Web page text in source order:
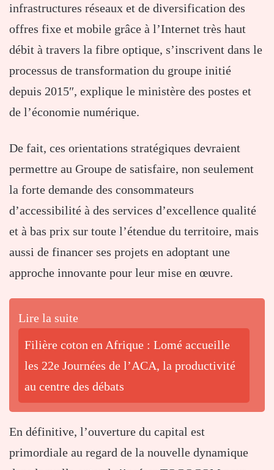
infrastructures réseaux et de diversification des
offres fixe et mobile grâce à l’Internet très haut
débit à travers la fibre optique, s’inscrivent dans le
processus de transformation du groupe initié
depuis 2015″, explique le ministère des postes et
de l’économie numérique.
De fait, ces orientations stratégiques devraient
permettre au Groupe de satisfaire, non seulement
la forte demande des consommateurs
d’accessibilité à des services d’excellence qualité
et à bas prix sur toute l’étendue du territoire, mais
aussi de financer ses projets en adoptant une
approche innovante pour leur mise en œuvre.
Lire la suite
Filière coton en Afrique : Lomé accueille
les 22e Journées de l’ACA, la productivité
au centre des débats
En définitive, l’ouverture du capital est
primordiale au regard de la nouvelle dynamique